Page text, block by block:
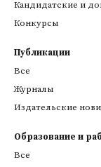
Кандидатские и
Конкурсы
Публикации
Все
Журналы
Издательские
Образование и
Все